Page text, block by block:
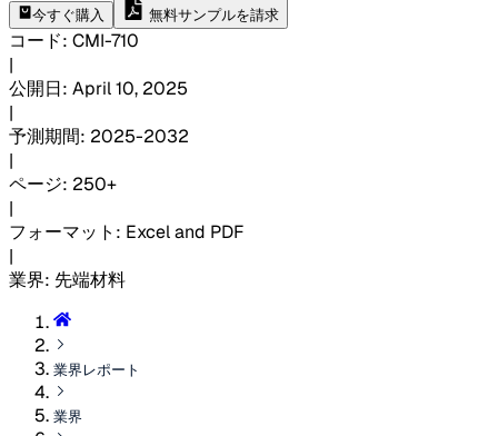
今すぐ購入 無料サンプルを請求
コード: CMI-710
|
公開日: April 10, 2025
|
予測期間: 2025-2032
|
ページ: 250+
|
フォーマット : Excel and PDF
|
業界: 先端材料
業界レポート
業界